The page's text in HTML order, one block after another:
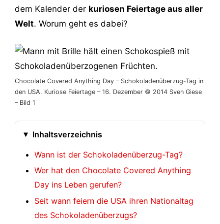
dem Kalender der kuriosen Feiertage aus aller
Welt. Worum geht es dabei?
Chocolate Covered Anything Day‬ – Schokoladenüberzug-Tag in
den USA. Kuriose Feiertage – 16. Dezember © 2014 Sven Giese
– Bild 1
Inhaltsverzeichnis
Wann ist der Schokoladenüberzug-Tag?
Wer hat den Chocolate Covered Anything
Day ins Leben gerufen?
Seit wann feiern die USA ihren Nationaltag
des Schokoladenüberzugs?